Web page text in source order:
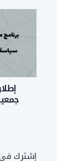
إشترك في